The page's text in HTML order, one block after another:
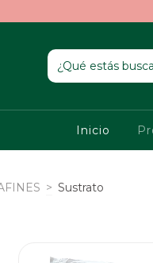
Inicio
> Sustrato